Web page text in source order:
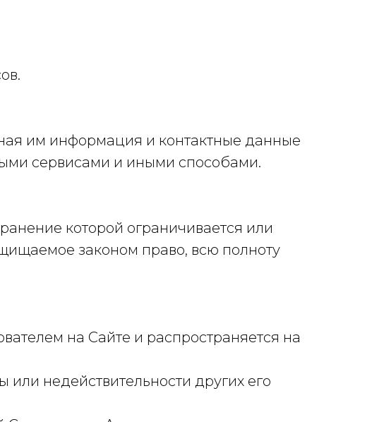
им информация и контактные данные
сервисами и иными способами.
которой ограничивается или
законом право, всю полноту
на Сайте и распространяется на
недействительности других его